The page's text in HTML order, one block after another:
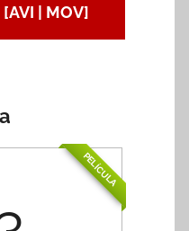
| MOV]
PELÍCULA